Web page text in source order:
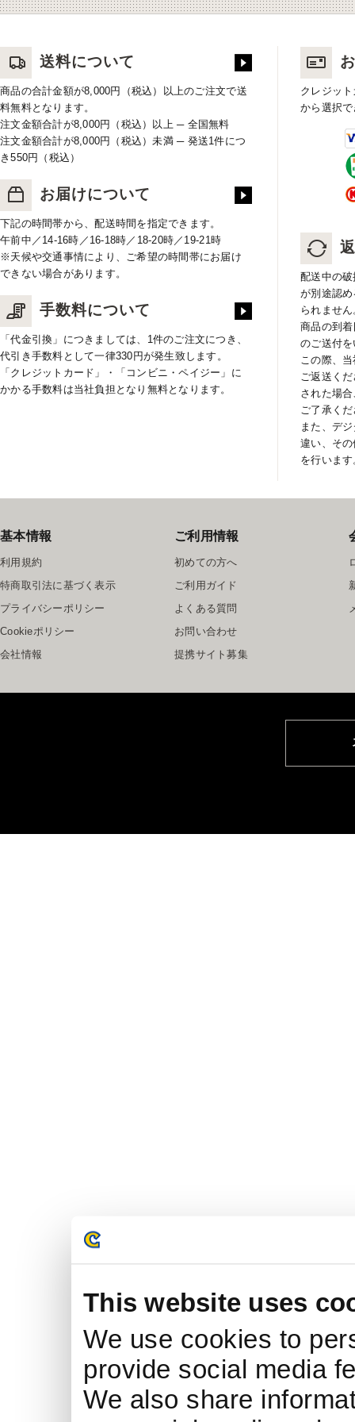
This website uses
We use cookies to
provide social media
We also share
送料について
商品の合計金額が8,000円（税込）以上のご注文で送
料無料となります。
注文金額合計が8,000円（税込）以上 ─ 全国無料
注文金額合計が8,000円（税込）未満 ─ 発送1件につ
き550円（税込）
お届けについて
下記の時間帯から、配送時間を指定できます。
午前中／14-16時／16-18時／18-20時／19-21時
※天候や交通事情により、ご希望の時間帯にお届け
できない場合があります。
手数料について
「代金引換」につきましては、1件のご注文につき、
代引き手数料として一律330円が発生致します。
「クレジットカード」・「コンビニ・ペイジー」に
かかる手数料は当社負担となり無料となります。
クレジッ
から選択
配送中の
が別途認
られません
商品の到
のご送付
この際、
ご返送く
された場
ご了承く
また、デ
違い、そ
を行います
基本情報
利用規約
特商取引法に基づく表示
プライバシーポリシー
Cookieポリシー
会社情報
ご利用情報
初めての方へ
ご利用ガイド
よくある質問
お問い合わせ
提携サイト募集